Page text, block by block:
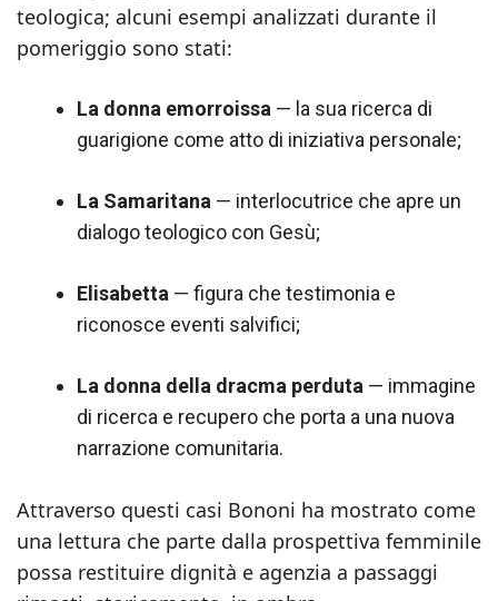
teologica; alcuni esempi analizzati durante il
pomeriggio sono stati:
La donna emorroissa — la sua ricerca di
guarigione come atto di iniziativa personale;
La Samaritana — interlocutrice che apre un
dialogo teologico con Gesù;
Elisabetta — figura che testimonia e
riconosce eventi salvifici;
La donna della dracma perduta — immagine
di ricerca e recupero che porta a una nuova
narrazione comunitaria.
Attraverso questi casi Bononi ha mostrato come
una lettura che parte dalla prospettiva femminile
possa restituire dignità e agenzia a passaggi